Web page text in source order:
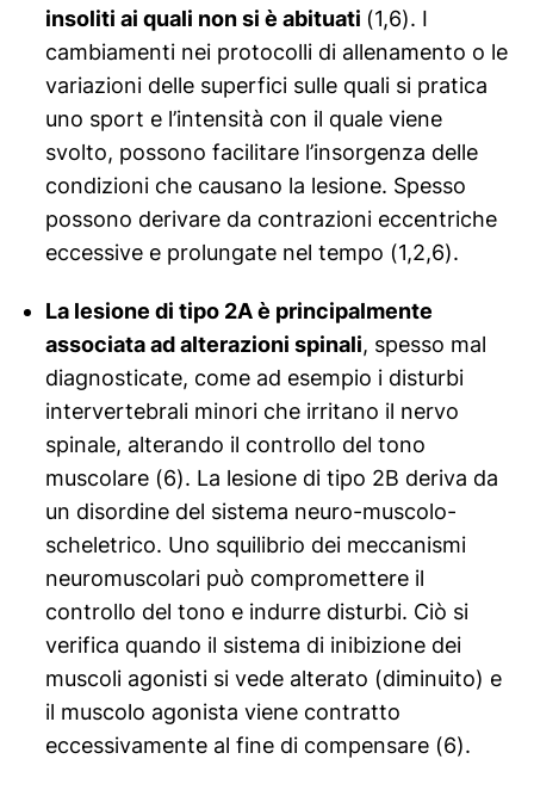
insoliti ai quali non si è abituati (1,6). I
cambiamenti nei protocolli di allenamento o le
variazioni delle superfici sulle quali si pratica
uno sport e l’intensità con il quale viene
svolto, possono facilitare l’insorgenza delle
condizioni che causano la lesione. Spesso
possono derivare da contrazioni eccentriche
eccessive e prolungate nel tempo (1,2,6).
La lesione di tipo 2A è principalmente
associata ad alterazioni spinali, spesso mal
diagnosticate, come ad esempio i disturbi
intervertebrali minori che irritano il nervo
spinale, alterando il controllo del tono
muscolare (6). La lesione di tipo 2B deriva da
un disordine del sistema neuro-muscolo-
scheletrico. Uno squilibrio dei meccanismi
neuromuscolari può compromettere il
controllo del tono e indurre disturbi. Ciò si
verifica quando il sistema di inibizione dei
muscoli agonisti si vede alterato (diminuito) e
il muscolo agonista viene contratto
eccessivamente al fine di compensare (6).